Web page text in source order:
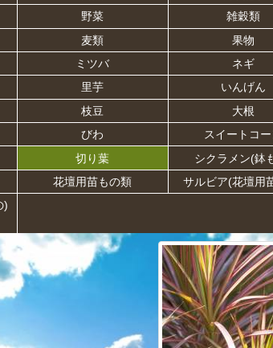
野菜
雑穀類
麦類
果物
ミツバ
ネギ
里芋
いんげん
枝豆
大根
びわ
スイートコー
切り葉
シクラメン(鉢
花壇用苗もの類
サルビア(花壇用
)